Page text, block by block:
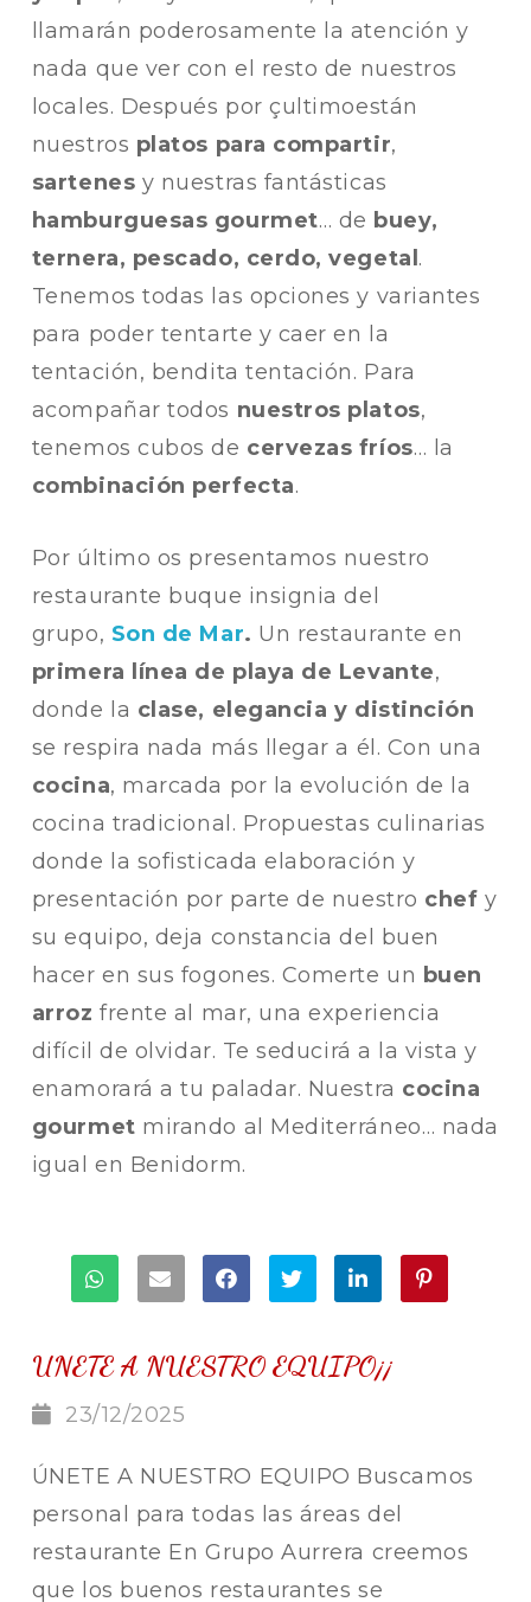
llamarán poderosamente la atención y
nada que ver con el resto de nuestros
locales. Después por çultimoestán
nuestros platos para compartir,
sartenes y nuestras fantásticas
hamburguesas gourmet… de buey,
ternera, pescado, cerdo, vegetal .
Tenemos todas las opciones y variantes
para poder tentarte y caer en la
tentación, bendita tentación. Para
acompañar todos nuestros platos,
tenemos cubos de cervezas fríos… la
combinación perfecta.
Por último os presentamos nuestro
restaurante buque insignia del
grupo, Son de Mar. Un restaurante en
primera línea de playa de Levante,
donde la clase, elegancia y distinción
se respira nada más llegar a él. Con una
cocina, marcada por la evolución de la
cocina tradicional. Propuestas culinarias
donde la sofisticada elaboración y
presentación por parte de nuestro chef y
su equipo, deja constancia del buen
hacer en sus fogones. Comerte un buen
arroz frente al mar, una experiencia
difícil de olvidar. Te seducirá a la vista y
enamorará a tu paladar. Nuestra cocina
gourmet mirando al Mediterráneo… nada
igual en Benidorm.
UNETE A NUESTRO EQUIPO¡¡
23/12/2025
ÚNETE A NUESTRO EQUIPO Buscamos
personal para todas las áreas del
restaurante En Grupo Aurrera creemos
que los buenos restaurantes se